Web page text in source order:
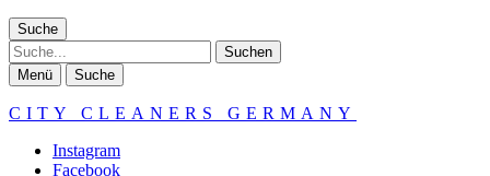
Suche
Suche
Menü Suche
CITY CLEANERS GERMANY
Instagram
Facebook